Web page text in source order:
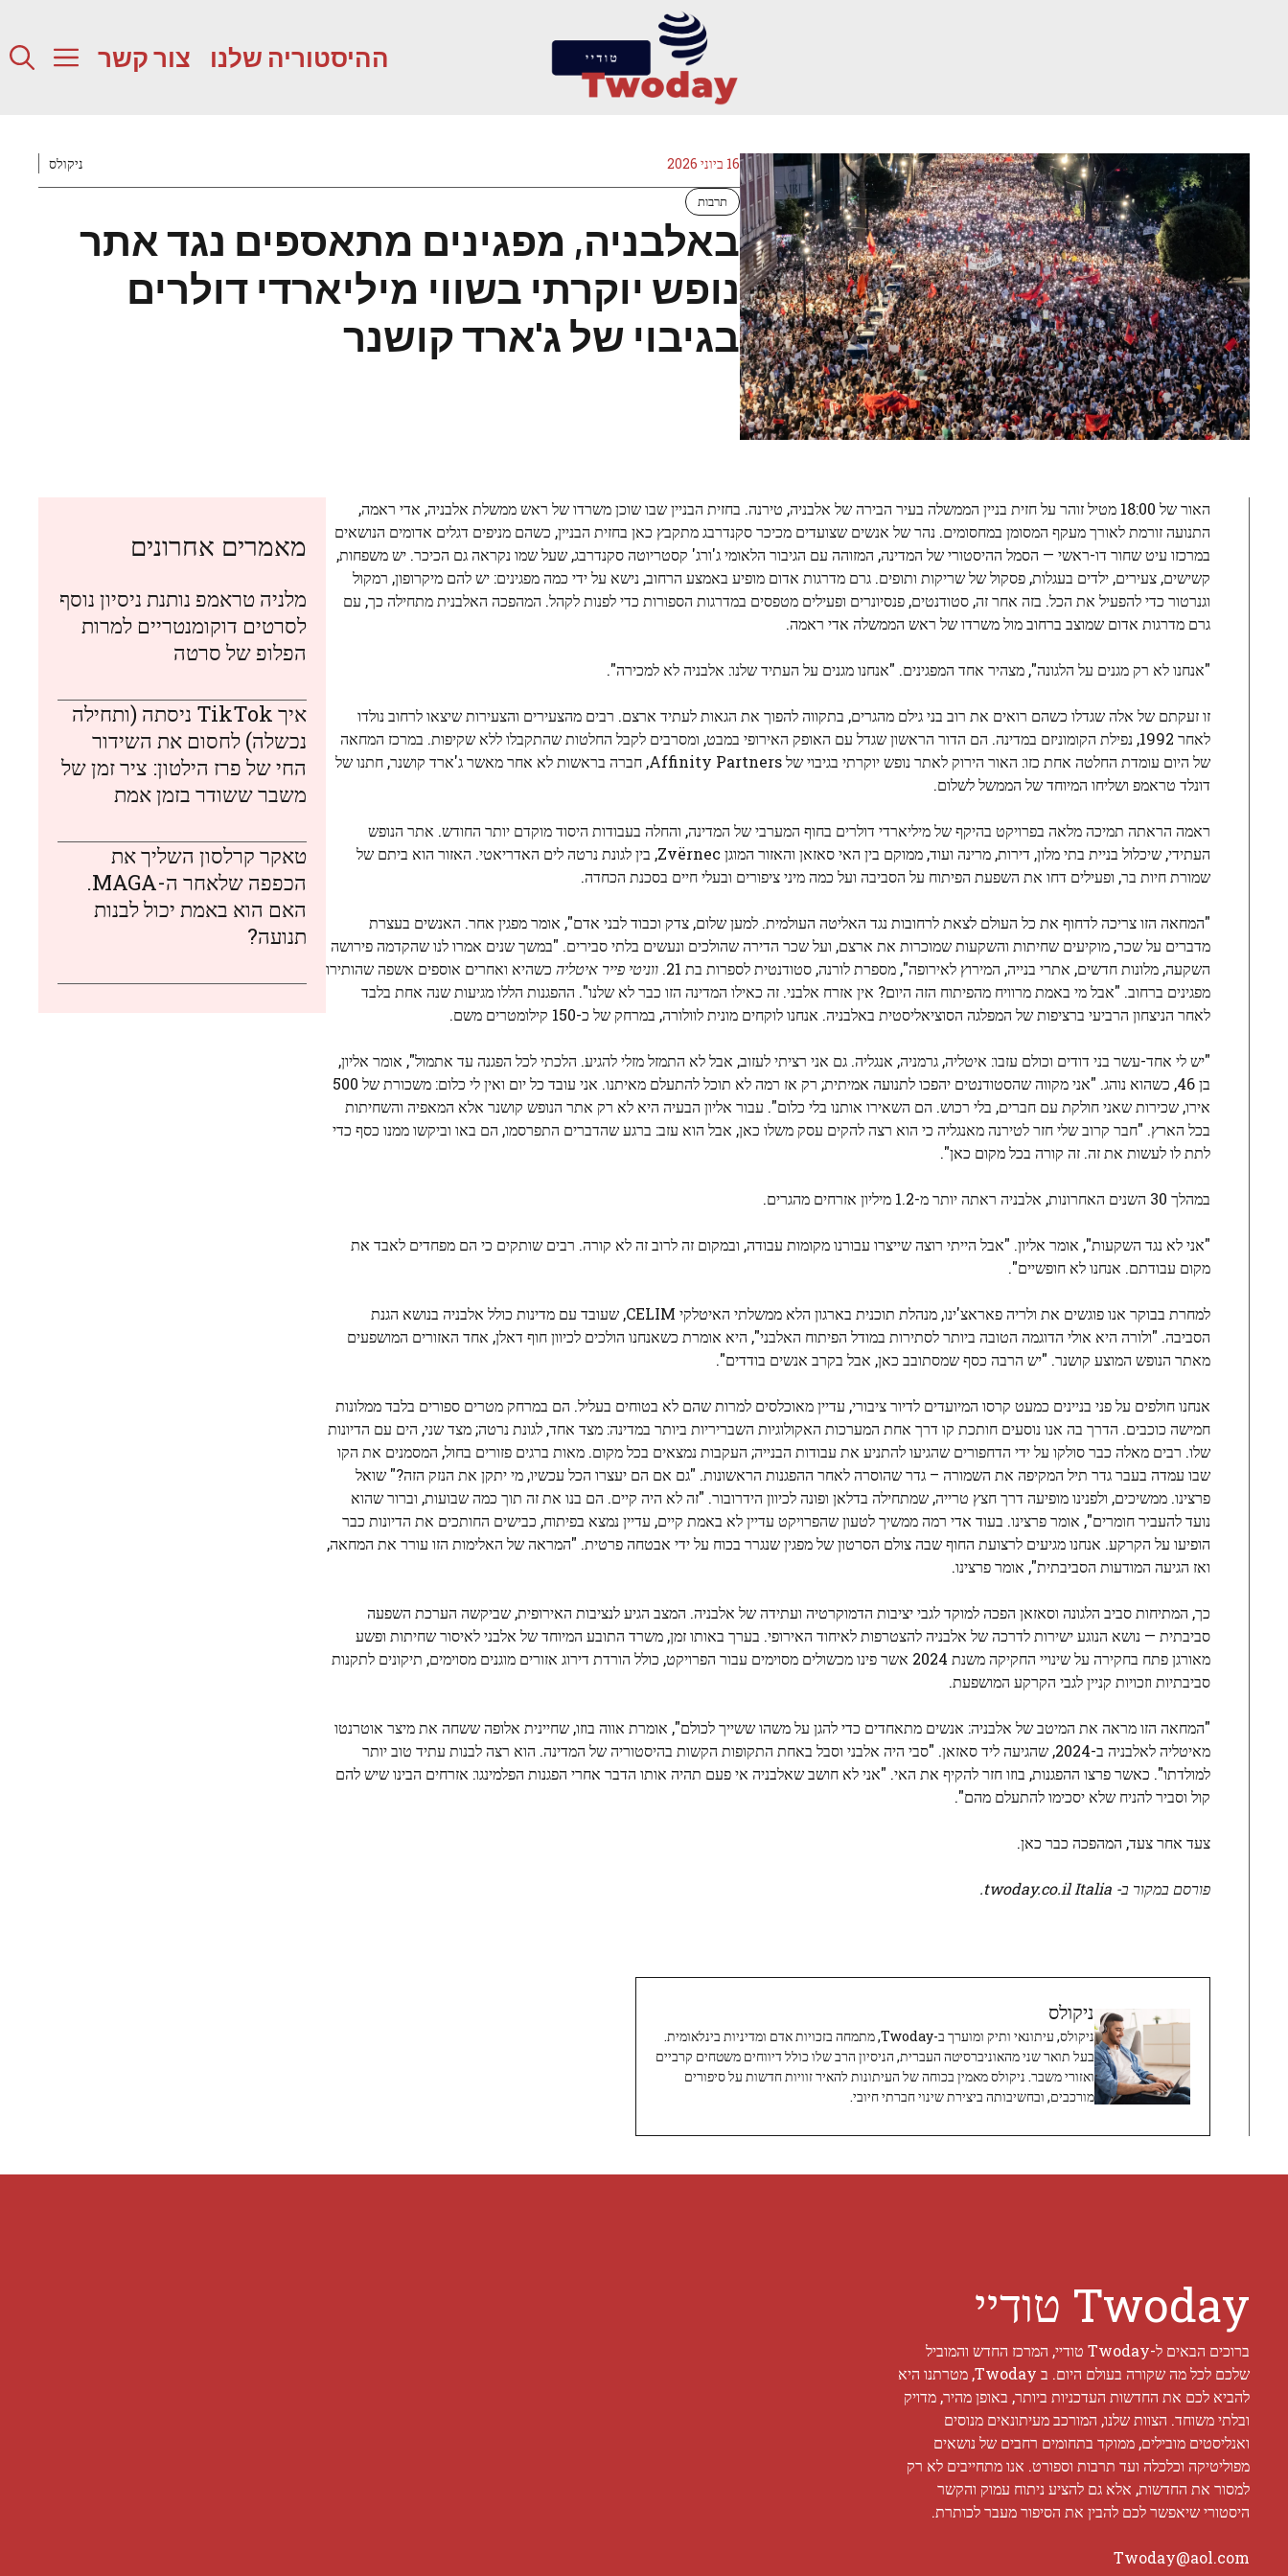
ההיסטוריה שלנו צור קשר
16 ביוני 2026 ניקולס
תרבות
באלבניה, מפגינים מתאספים נגד אתר
נופש יוקרתי בשווי מיליארדי דולרים
בגיבוי של ג'ארד קושנר
האור של 18:00 מטיל זוהר על חזית בניין הממשלה בעיר הבירה של אלבניה, טירנה. בחזית הבניין שבו שוכן משרדו של ראש ממשלת אלבניה, אדי ראמה,
התנועה זורמת לאורך מעקף המסומן במחסומים. נהר של אנשים שצועדים מכיכר סקנדרבג מתקבץ כאן בחזית הבניין, כשהם מניפים דגלים אדומים הנושאים
במרכזו עיט שחור דו-ראשי — הסמל ההיסטורי של המדינה, המזוהה עם הגיבור הלאומי ג'ורג' קסטריוטה סקנדרבג, שעל שמו נקראה גם הכיכר. יש משפחות,
קשישים, צעירים, ילדים בעגלות, פסקול של שריקות ותופים. גרם מדרגות אדום מופיע באמצע הרחוב, נישא על ידי כמה מפגינים: יש להם מיקרופון, רמקול
וגנרטור כדי להפעיל את הכל. בזה אחר זה, סטודנטים, פנסיונרים ופעילים מטפסים במדרגות הספורות כדי לפנות לקהל. המהפכה האלבנית מתחילה כך, עם
גרם מדרגות אדום שמוצב ברחוב מול משרדו של ראש הממשלה אדי ראמה.
"אנחנו לא רק מגנים על הלגונה", מצהיר אחד המפגינים. "אנחנו מגנים על העתיד שלנו: אלבניה לא למכירה".
זו זעקתם של אלה שגדלו כשהם רואים את רוב בני גילם מהגרים, בתקווה להפוך את הגאות לעתיד ארצם. רבים מהצעירים והצעירות שיצאו לרחוב נולדו
לאחר 1992, נפילת הקומוניזם במדינה. הם הדור הראשון שגדל עם האופק האירופי במבט, ומסרבים לקבל החלטות שהתקבלו ללא שקיפות. במרכז המחאה
של היום עומדת החלטה אחת כזו: האור הירוק לאתר נופש יוקרתי בגיבוי של Affinity Partners, חברה בראשות לא אחר מאשר ג'ארד קושנר, חתנו של
דונלד טראמפ ושליחו המיוחד של הממשל לשלום.
ראמה הראתה תמיכה מלאה בפרויקט בהיקף של מיליארדי דולרים בחוף המערבי של המדינה, והחלה בעבודות היסוד מוקדם יותר החודש. אתר הנופש
העתידי, שיכלול בניית בתי מלון, דירות, מרינה ועוד, ממוקם בין האי סאזאן והאזור המוגן Zvërnec, בין לגונת נרטה לים האדריאטי. האזור הוא ביתם של
שמורת חיות בר, ופעילים דחו את השפעת הפיתוח על הסביבה ועל כמה מיני ציפורים ובעלי חיים בסכנת הכחדה.
"המחאה הזו צריכה לדחוף את כל העולם לצאת לרחובות נגד האליטה העולמית. למען שלום, צדק וכבוד לבני אדם", אומר מפגין אחר. האנשים בעצרת
מדברים על שכר, מוקיעים שחיתות והשקעות שמוכרות את ארצם, ועל שכר הדירה שהולכים ונעשים בלתי סבירים. "במשך שנים אמרו לנו שהקדמה פירושה
השקעה, מלונות חדשים, אתרי בנייה, המירוץ לאירופה", מספרת לורנה, סטודנטית לספרות בת 21.
ווניטי פייר איטליה כשהיא ואחרים אוספים אשפה שהותירו
מפגינים ברחוב. "אבל מי באמת מרוויח מהפיתוח הזה היום? אין אזרח אלבני. זה כאילו המדינה הזו כבר לא שלנו". ההפגנות הללו מגיעות שנה אחת בלבד
לאחר הניצחון הרביעי ברציפות של המפלגה הסוציאליסטית באלבניה. אנחנו לוקחים מונית לוולורה, במרחק של כ-150 קילומטרים משם.
"יש לי אחד-עשר בני דודים וכולם עזבו: איטליה, גרמניה, אנגליה. גם אני רציתי לעזוב, אבל לא התמזל מזלי להגיע. הלכתי לכל הפגנה עד אתמול", אומר אליון,
בן 46, כשהוא נוהג. "אני מקווה שהסטודנטים יהפכו לתנועה אמיתית; רק אז רמה לא תוכל להתעלם מאיתנו. אני עובד כל יום ואין לי כלום: משכורת של 500
אירו, שכירות שאני חולקת עם חברים, בלי רכוש. הם השאירו אותנו בלי כלום". עבור אליון הבעיה היא לא רק אתר הנופש קושנר אלא המאפיה והשחיתות
בכל הארץ. "חבר קרוב שלי חזר לטירנה מאנגליה כי הוא רצה להקים עסק משלו כאן, אבל הוא עזב: ברגע שהדברים התפרסמו, הם באו וביקשו ממנו כסף כדי
לתת לו לעשות את זה. זה קורה בכל מקום כאן".
במהלך 30 השנים האחרונות, אלבניה ראתה יותר מ-1.2 מיליון אזרחים מהגרים.
"אני לא נגד השקעות", אומר אליון. "אבל הייתי רוצה שייצרו עבורנו מקומות עבודה, ובמקום זה לרוב זה לא קורה. רבים שותקים כי הם מפחדים לאבד את
מקום עבודתם. אנחנו לא חופשיים".
למחרת בבוקר אנו פוגשים את ולריה פאראצ'ינו, מנהלת תוכנית בארגון הלא ממשלתי האיטלקי CELIM, שעובד עם מדינות כולל אלבניה בנושא הגנת
הסביבה. "ולורה היא אולי הדוגמה הטובה ביותר לסתירות במודל הפיתוח האלבני", היא אומרת כשאנחנו הולכים לכיוון חוף דאלן, אחד האזורים המושפעים
מאתר הנופש המוצע קושנר. "יש הרבה כסף שמסתובב כאן, אבל בקרב אנשים בודדים".
אנחנו חולפים על פני בניינים כמעט קרסו המיועדים לדיור ציבורי, עדיין מאוכלסים למרות שהם לא בטוחים בעליל. הם במרחק מטרים ספורים בלבד ממלונות
חמישה כוכבים. הדרך בה אנו נוסעים חותכת קו דרך אחת המערכות האקולוגיות השבריריות ביותר במדינה: מצד אחד, לגונת נרטה; מצד שני, הים עם הדיונות
שלו. רבים מאלה כבר סולקו על ידי הדחפורים שהגיעו להתניע את עבודות הבנייה; העקבות נמצאים בכל מקום. מאות ברגים פזורים בחול, המסמנים את הקו
שבו עמדה בעבר גדר תיל המקיפה את השמורה – גדר שהוסרה לאחר ההפגנות הראשונות. "גם אם הם יעצרו הכל עכשיו, מי יתקן את הנזק הזה?" שואל
פרצינו. ממשיכים, ולפנינו מופיעה דרך חצץ טרייה, שמתחילה בדלאן ופונה לכיוון הידרובור. "זה לא היה קיים. הם בנו את זה תוך כמה שבועות, וברור שהוא
נועד להעביר חומרים", אומר פרצינו. בעוד אדי רמה ממשיך לטעון שהפרויקט עדיין לא באמת קיים, עדיין נמצא בפיתוח, כבישים החותכים את הדיונות כבר
הופיעו על הקרקע. אנחנו מגיעים לרצועת החוף שבה צולם הסרטון של מפגין שנגרר בכוח על ידי אבטחה פרטית. "המראה של האלימות הזו עורר את המחאה,
ואז הגיעה המודעות הסביבתית", אומר פרצינו.
כך, המתיחות סביב הלגונה וסאזאן הפכה למוקד לגבי יציבות הדמוקרטיה ועתידה של אלבניה. המצב הגיע לנציבות האירופית, שביקשה הערכת השפעה
סביבתית — נושא הנוגע ישירות לדרכה של אלבניה להצטרפות לאיחוד האירופי. בערך באותו זמן, משרד התובע המיוחד של אלבני לאיסור שחיתות ופשע
מאורגן פתח בחקירה על שינויי החקיקה משנת 2024 אשר פינו מכשולים מסוימים עבור הפרויקט, כולל הורדת דירוג אזורים מוגנים מסוימים, תיקונים לתקנות
סביבתיות וזכויות קניין לגבי הקרקע המושפעת.
"המחאה הזו מראה את המיטב של אלבניה: אנשים מתאחדים כדי להגן על משהו ששייך לכולם", אומרת אווה בוזו, שחיינית אלופה ששחה את מיצר אוטרנטו
מאיטליה לאלבניה ב-2024, שהגיעה ליד סאזאן. "סבי היה אלבני וסבל באחת התקופות הקשות בהיסטוריה של המדינה. הוא רצה לבנות עתיד טוב יותר
למולדתו". כאשר פרצו ההפגנות, בוזו חזר להקיף את האי. "אני לא חושב שאלבניה אי פעם תהיה אותו הדבר אחרי הפגנות הפלמינגו: אזרחים הבינו שיש להם
קול וסביר להניח שלא יסכימו להתעלם מהם".
צעד אחר צעד, המהפכה כבר כאן.
פורסם במקור ב- twoday.co.il Italia.
ניקולס
ניקולס, עיתונאי ותיק ומוערך ב-Twoday, מתמחה בזכויות אדם ומדיניות בינלאומית.
בעל תואר שני מהאוניברסיטה העברית, הניסיון הרב שלו כולל דיווחים משטחים קרביים
ואזורי משבר. ניקולס מאמין בכוחה של העיתונות להאיר זוויות חדשות על סיפורים
מורכבים, ובחשיבותה ביצירת שינוי חברתי חיובי.
מאמרים אחרונים
מלניה טראמפ נותנת ניסיון נוסף
לסרטים דוקומנטריים למרות
הפלופ של סרטה
איך TikTok ניסתה (ותחילה
נכשלה) לחסום את השידור
החי של פרז הילטון: ציר זמן של
משבר ששודר בזמן אמת
טאקר קרלסון השליך את
הכפפה שלאחר ה-MAGA.
האם הוא באמת יכול לבנות
תנועה?
Twoday טודיי
ברוכים הבאים ל-Twoday טודיי, המרכז החדש והמוביל
שלכם לכל מה שקורה בעולם היום. ב Twoday, מטרתנו היא
להביא לכם את החדשות העדכניות ביותר, באופן מהיר, מדויק
ובלתי משוחד. הצוות שלנו, המורכב מעיתונאים מנוסים
ואנליסטים מובילים, ממוקד בתחומים רחבים של נושאים
מפוליטיקה וכלכלה ועד תרבות וספורט. אנו מתחייבים לא רק
למסור את החדשות, אלא גם להציע ניתוח עמוק והקשר
היסטורי שיאפשר לכם להבין את הסיפור מעבר לכותרת.
Twoday@aol.com